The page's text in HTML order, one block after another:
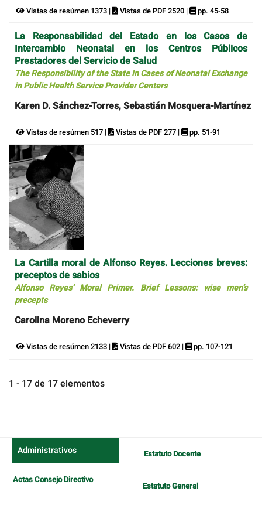
Vistas de resúmen 1373 | Vistas de PDF 2520 | pp. 45-58
La Responsabilidad del Estado en los Casos de
Intercambio Neonatal en los Centros Públicos
Prestadores del Servicio de Salud
The Responsibility of the State in Cases of Neonatal Exchange
in Public Health Service Provider Centers
Karen D. Sánchez-Torres, Sebastián Mosquera-Martínez
Vistas de resúmen 517 | Vistas de PDF 277 | pp. 51-91
La Cartilla moral de Alfonso Reyes. Lecciones breves:
preceptos de sabios
Alfonso Reyes’ Moral Primer. Brief Lessons: wise men’s
precepts
Carolina Moreno Echeverry
Vistas de resúmen 2133 | Vistas de PDF 602 | pp. 107-121
1 - 17 de 17 elementos
Administrativos
Actas Consejo Directivo
Estatuto Docente
Estatuto General